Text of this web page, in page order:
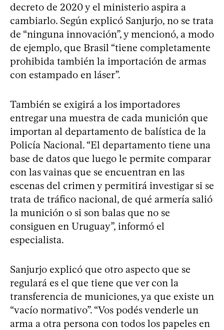
decreto de 2020 y el ministerio aspira a
cambiarlo. Según explicó Sanjurjo, no se trata
de “ninguna innovación”, y mencionó, a modo
de ejemplo, que Brasil “tiene completamente
prohibida también la importación de armas
con estampado en láser”.
También se exigirá a los importadores
entregar una muestra de cada munición que
importan al departamento de balística de la
Policía Nacional. “El departamento tiene una
base de datos que luego le permite comparar
con las vainas que se encuentran en las
escenas del crimen y permitirá investigar si se
trata de tráfico nacional, de qué armería salió
la munición o si son balas que no se
consiguen en Uruguay”, informó el
especialista.
Sanjurjo explicó que otro aspecto que se
regulará es el que tiene que ver con la
transferencia de municiones, ya que existe un
“vacío normativo”. “Vos podés venderle un
arma a otra persona con todos los papeles en